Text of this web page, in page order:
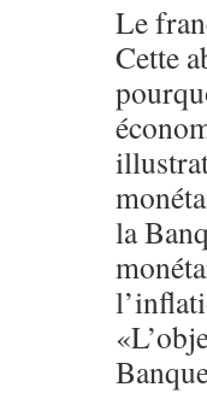
Le
Cette
la